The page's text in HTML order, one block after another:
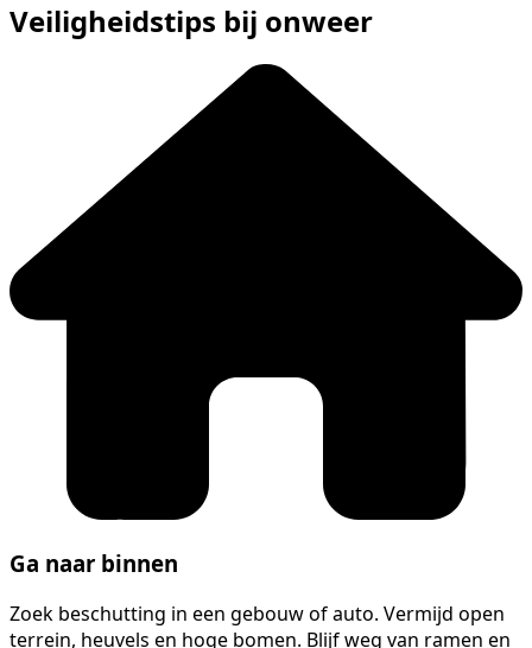
Veiligheidstips bij onweer
Ga naar binnen
Zoek beschutting in een gebouw of auto. Vermijd open
terrein, heuvels en hoge bomen. Blijf weg van ramen en